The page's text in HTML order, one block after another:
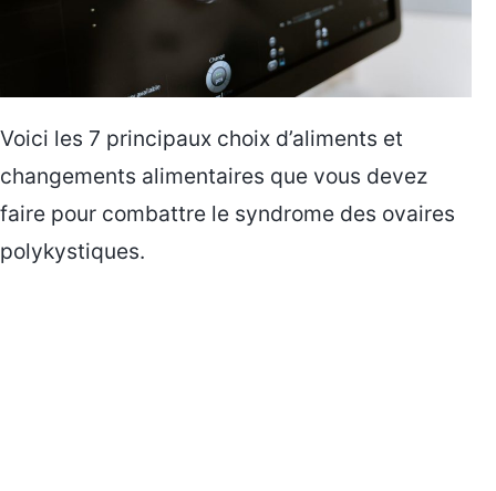
Voici les 7 principaux choix d’aliments et
changements alimentaires que vous devez
faire pour combattre le syndrome des ovaires
polykystiques.